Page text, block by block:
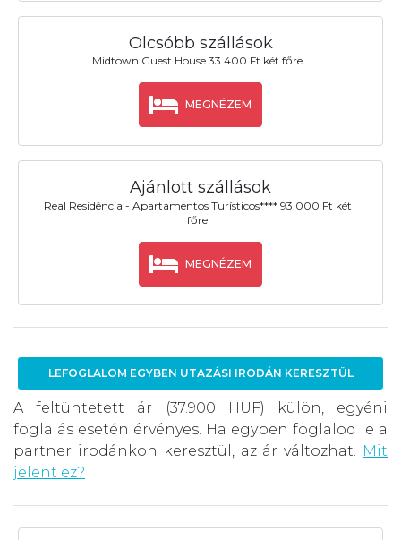
Olcsóbb szállások
Midtown Guest House 33.400 Ft két főre
MEGNÉZEM
Ajánlott szállások
Real Residência - Apartamentos Turísticos**** 93.000 Ft két
főre
MEGNÉZEM
LEFOGLALOM EGYBEN UTAZÁSI IRODÁN KERESZTÜL
A feltüntetett ár (37.900 HUF) külön, egyéni
foglalás esetén érvényes. Ha egyben foglalod le a
partner irodánkon keresztül, az ár változhat.
Mit
jelent ez?